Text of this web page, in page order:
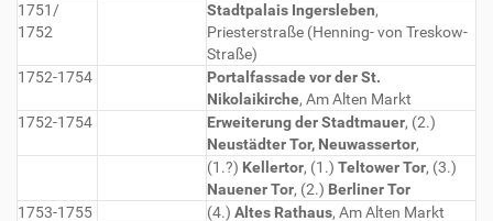
1751/
1752
Stadtpalais Ingersleben,
Priesterstraße (Henning- von Treskow-
Straße)
1752-1754
Portalfassade vor der St.
Nikolaikirche, Am Alten Markt
1752-1754
Erweiterung der Stadtmauer, (2.)
Neustädter Tor, Neuwassertor,
(1.?) Kellertor, (1.) Teltower Tor, (3.)
Nauener Tor, (2.) Berliner Tor
1753-1755
(4.) Altes Rathaus, Am Alten Markt